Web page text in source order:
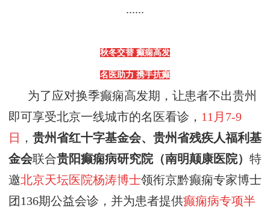
......
秋冬交替 癫痫高发
名医助力 携手抗癫
为了应对换季癫痫高发期， 让患者不出贵州
即可享受北京一线城市的名医看诊 ， 11月7-9
日
， 贵州省红十字基金会、贵州省残疾人福利基
金会联合贵阳癫痫病研究院（南明颠康医院） 特
邀北京天坛医院杨涛博士领衔京黔癫痫专家博士
团136期公益会诊，并为患者提供癫痫病专项半